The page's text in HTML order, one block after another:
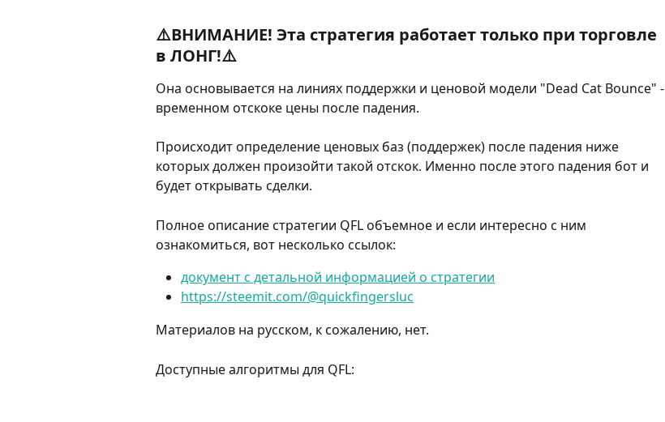
⚠️ВНИМАНИЕ! Эта стратегия работает только при торговле
в ЛОНГ!⚠️
Она основывается на линиях поддержки и ценовой модели "Dead Cat Bounce" -
временном отскоке цены после падения.
Происходит определение ценовых баз (поддержек) после падения ниже
которых должен произойти такой отскок. Именно после этого падения бот и
будет открывать сделки.
Полное описание стратегии QFL объемное и если интересно с ним
ознакомиться, вот несколько ссылок:
документ с детальной информацией о стратегии
https://steemit.com/@quickfingersluc
Материалов на русском, к сожалению, нет.
Доступные алгоритмы для QFL: